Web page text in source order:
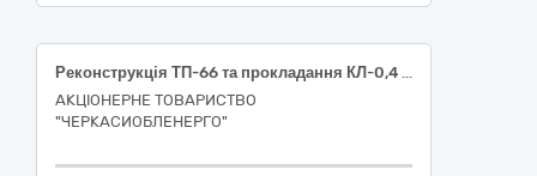
Реконструкція ТП-66 та прокладання КЛ-0,4 кВ для приєднання до електричних мереж електроустановок багатоповерхового житлового будинку з вбудовано-прибудованими приміщеннями громадського призначення та громадських закладів з торгово-офісним центром ПП "НАДІЯ" за адресою: м. Черкаси, вул. Байди Вишневецького, 46 / вул. Гоголя, 241, вул. Гоголя, 239 (7110136700:04:016:0048)
АКЦІОНЕРНЕ ТОВАРИСТВО
"ЧЕРКАСИОБЛЕНЕРГО"